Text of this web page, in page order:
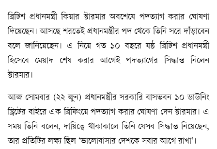
ব্রিটিশ প্রধানমন্ত্রী কিয়ার স্টারমার অবশেষে পদত্যাগ করার ঘোষণা
দিয়েছেন। আসছে শরতেই প্রধানমন্ত্রীর পদ থেকে তিনি সরে দাঁড়াবেন
বলে জানিয়েছেন। এ নিয়ে গত ১০ বছরে ষষ্ঠ ব্রিটিশ প্রধানমন্ত্রী
হিসেবে মেয়াদ শেষ করার আগেই পদত্যাগের সিদ্ধান্ত নিলেন
স্টারমার।
আজ সোমবার (২২ জুন) প্রধানমন্ত্রীর সরকারি বাসভবন ১০ ডাউনিং
স্ট্রিটের বাইরে এক ব্রিফিংয়ে পদত্যাগ করার ঘোষণা দেন স্টারমার। এ
সময় তিনি বলেন, দায়িত্বে থাকাকালে তিনি যেসব সিদ্ধান্ত নিয়েছেন,
তার প্রতিটির লক্ষ্য ছিল ‘ভালোবাসার দেশকে সবার আগে রাখা’।